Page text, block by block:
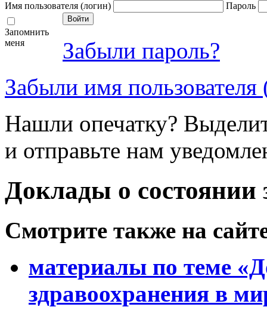
Имя пользователя (логин) Пароль
Запомнить
меня
Забыли пароль?
Забыли имя пользователя
Нашли опечатку?
и отправьте нам
Доклады о состоянии
Смотрите также на
материалы по теме
здравоохранения в